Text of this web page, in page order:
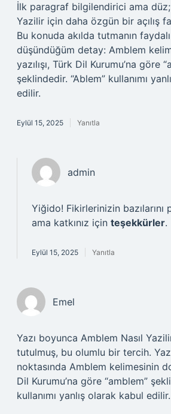
İlk paragraf bilgilendirici ama düz;
Yazilir için daha özgün bir açılış
Bu konuda akılda tutmanın faydalı
düşündüğüm detay: Amblem
yazılışı, Türk Dil Kurumu’na göre
şeklindedir. “Ablem” kullanımı
edilir.
Eylül 15, 2025 Yanıtla
admin
Yiğido! Fikirlerinizin bazılarını
ama katkınız için teşekkürler.
Eylül 15, 2025 Yanıtla
Emel
Yazı boyunca Amblem Nasıl
tutulmuş, bu olumlu bir tercih.
noktasında Amblem kelimesinin
Dil Kurumu’na göre “amblem”
kullanımı yanlış olarak kabul